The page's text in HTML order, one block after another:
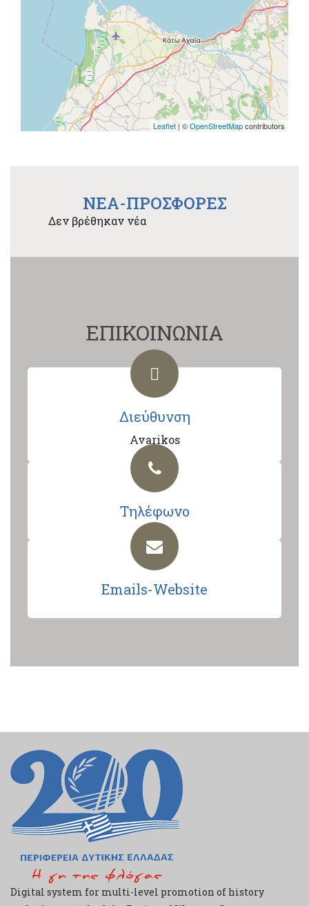
Leaflet | ©OpenStreetMapcontributors
NEA-ΠΡΟΣΦΟΡΕΣ
Δεν βρέθηκαν νέα
ΕΠΙΚΟΙΝΩΝΙΑ
Διεύθυνση
Avarikos
Τηλέφωνο
Emails-Website
Digital system for multi-level promotion of history